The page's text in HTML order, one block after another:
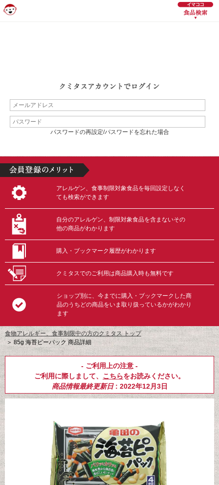
パスワードの再設定/パスワードを忘れた場合
アレルゲン、食事制限対象食品を毎回設定しなく
ても検索ができます
自分のアレルゲン、制限対象食品を含まないその
他の商品がわかります
購入・ブックマーク履歴がわかります
クミタスでのご利用は商品購入時も無料です
ショップ別に、今までに購入・ブックマークした商
品のうちどの商品をいま取り扱っているかがわかり
ます
食物アレルギー、食事制限中の方のクミタス トップ
＞85g 海苔ピーパック 商品詳細
- ご利用上の注意 -
ご利用に際しまして、 こちらをお読みください。
商品情報最終更新日: 2022年12月3日